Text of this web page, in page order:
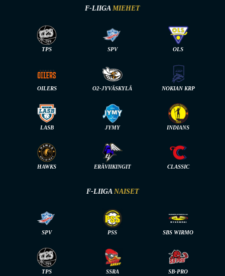
F-LIIGA MIEHET
TPS SPV OLS
OILERS O2-JYVÄSKYLÄ NOKIAN KRP
LASB JYMY INDIANS
HAWKS ERÄVIIKINGIT CLASSIC
F-LIIGA NAISET
SPV PSS SBS WIRMO
TPS SSRA SB-PRO